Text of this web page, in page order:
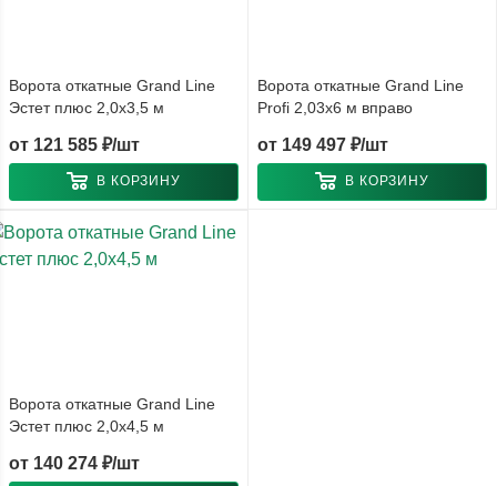
Ворота откатные Grand Line
Эстет плюс 2,0х3,5 м
от 121 585 ₽/шт
В КОРЗИНУ
Ворота откатные Grand Line
Profi 2,03х6 м вправо
от 149 497 ₽/шт
В КОРЗИНУ
Ворота откатные Grand Line
Эстет плюс 2,0х4,5 м
от 140 274 ₽/шт